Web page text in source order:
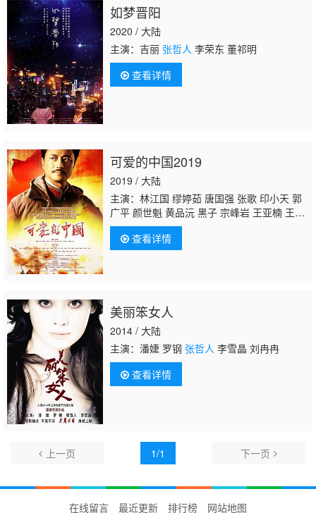
如梦晋阳
2020 / 大陆
主演：吉丽 张哲人 李荣东 董祁明
查看详情
可爱的中国2019
2019 / 大陆
主演：林江国 缪婷茹 唐国强 张歌 印小天 郭
广平 颜世魁 黄品沅 黑子 宗峰岩 王亚楠 王绘
春 赵波 王韦智 那志东 刘卫华 晋松 周帅 郝荣
光 曲少石 苑立若心 源唯杰 上白 叶鹏 董海 王
伯昭 王俊东 王东辉 温浩铎
雯 彭振中 吴克刚 王孟志 李欣阳 牛淏然 张
凯 朱旭 凌邦祖 马龙 孟霞 袁江轶 吴勇泉 周尔
宓 陈旺林 周跃芳 李旗山 英雄 张
查看详情
美丽笨女人
2014 / 大陆
主演：潘婕 罗钢 张哲人 李雪晶 刘冉冉
查看详情
上一页 1/1 下一页
在线留言 最近更新 排行榜 网站地图